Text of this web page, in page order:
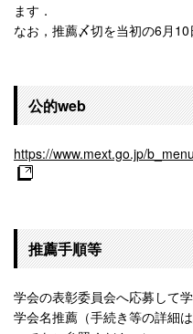
ます．
なお，推薦〆切を当初の6月
公的web
https://www.mext.go.jp/
推薦手順等
学会の表彰委員会へ応募して
学会名推薦（手続き等の詳細は